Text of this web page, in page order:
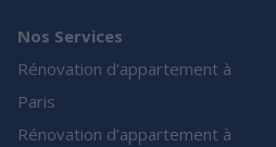
Nos Services
Rénovation d’appartement à
Paris
Rénovation d’appartement à